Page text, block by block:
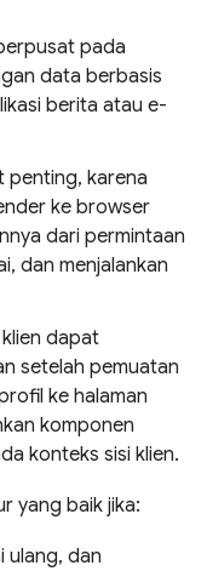
pada
data berbasis
berita atau e-
penting, karena
ke browser
dari permintaan
dan menjalankan
dapat
setelah pemuatan
ke halaman
komponen
konteks sisi klien.
yang baik jika:
ulang, dan